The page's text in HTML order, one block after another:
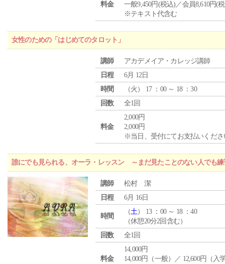
料金
一般9,450円(税込)／会員8,610円(
※テキスト代含む
女性のための「はじめてのタロット」
講師
アカデメイア・カレッジ講師
日程
6月 12日
時間
（火 ） 17 ：00 ～ 18 ：30
回数
全1回
料金
2,000円
2,000円
※当日、受付にてお支払いくださ
誰にでも見られる、オーラ・レッスン ～まだ見たことのない人でも
講師
松村 潔
日程
6月 16日
時間
（土） 13 ：00 ～ 18 ：40
（休憩20分2回含む）
回数
全1回
料金
14,000円
14,000円（一般）／ 12,600円（入